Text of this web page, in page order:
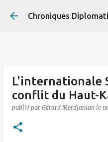
Accéder au
Chroniques
L'internationale
conflit du Haut-
publié par Gérard Merdjanian le